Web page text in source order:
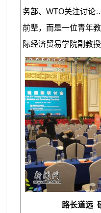
务部、WTO关注讨论
前辈，而是一位青年
际经济贸易学院副教授
路长道远